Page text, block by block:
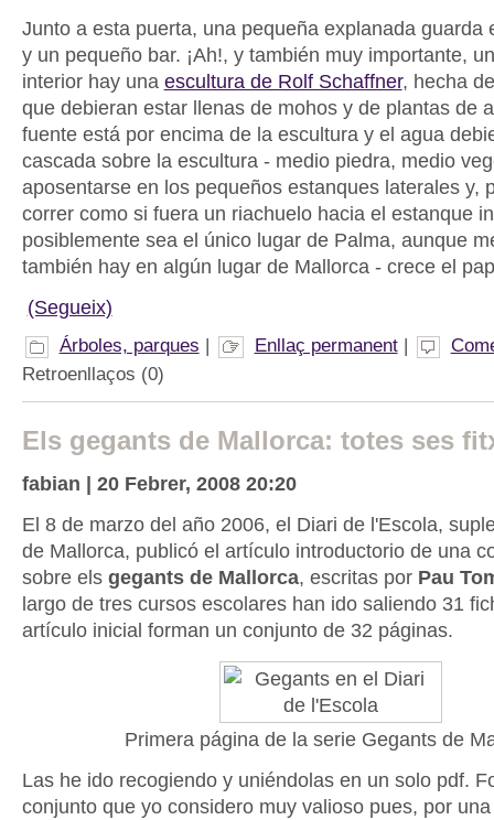
Junto a esta puerta, una pequeña explanada guarda
y un pequeño bar. ¡Ah!, y también muy importante,
interior hay una escultura de Rolf Schaffner, hecha
que debieran estar llenas de mohos y de plantas de
fuente está por encima de la escultura y el agua
cascada sobre la escultura - medio piedra, medio
aposentarse en los pequeños estanques laterales y,
correr como si fuera un riachuelo hacia el estanque
posiblemente sea el único lugar de Palma, aunque
también hay en algún lugar de Mallorca - crece el
(Segueix)
Árboles, parques Enllaç permanent|
Retroenllaços (0)
Els gegants de Mallorca: totes ses
fabian | 20 Febrer, 2008 20:20
El 8 de marzo del año 2006, el Diari de l'Escola,
de Mallorca, publicó el artículo introductorio de una
sobre els gegants de Mallorca, escritas por Pau
largo de tres cursos escolares han ido saliendo 31
artículo inicial forman un conjunto de 32 páginas.
Primera página de la serie Gegants de
Las he ido recogiendo y uniéndolas en un solo pdf.
conjunto que yo considero muy valioso pues, por